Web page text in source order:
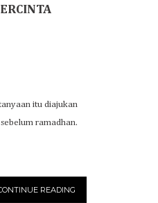
itu diajukan
ramadhan.
READING